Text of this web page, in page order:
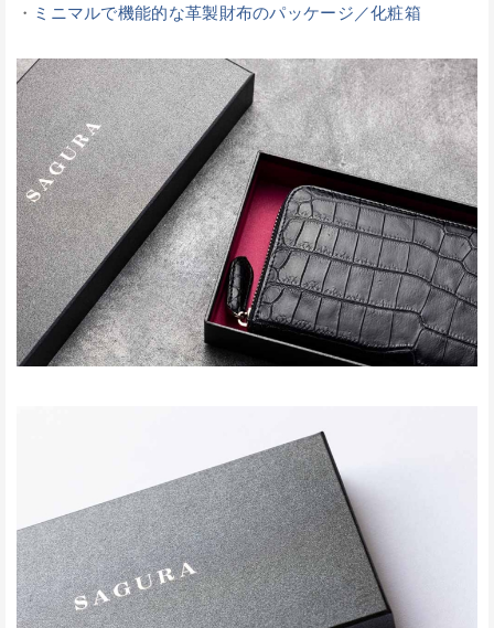
・ ミニマルで機能的な革製財布のパッケージ／化粧箱